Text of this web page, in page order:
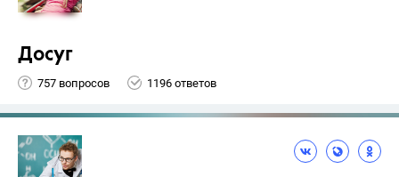
Досуг
757 вопросов 1196 ответов